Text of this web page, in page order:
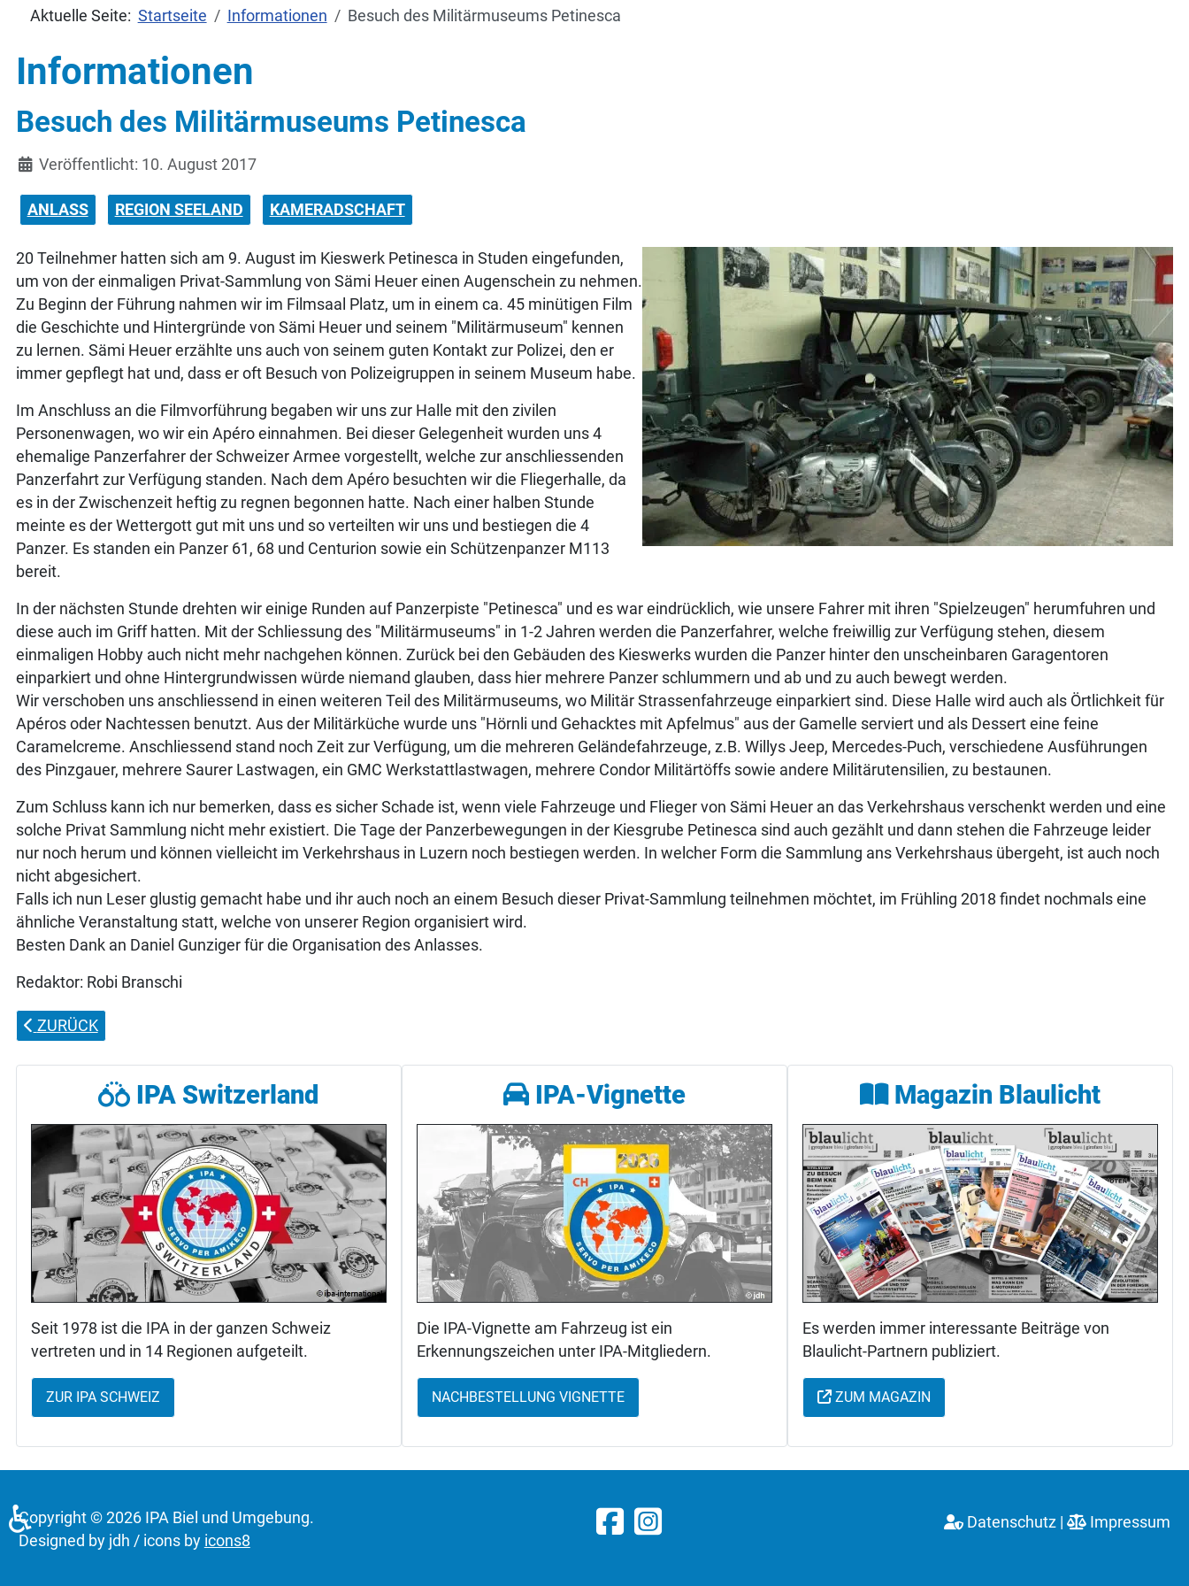
Aktuelle Seite: Startseite Informationen Besuch des Militärmuseums Petinesca
Informationen
Besuch des Militärmuseums Petinesca
Details
Veröffentlicht: 10. August 2017
ANLASS REGION SEELAND KAMERADSCHAFT
20 Teilnehmer hatten sich am 9. August im Kieswerk Petinesca in Studen eingefunden,
um von der einmaligen Privat-Sammlung von Sämi Heuer einen Augenschein zu nehmen.
Zu Beginn der Führung nahmen wir im Filmsaal Platz, um in einem ca. 45 minütigen Film
die Geschichte und Hintergründe von Sämi Heuer und seinem "Militärmuseum" kennen
zu lernen. Sämi Heuer erzählte uns auch von seinem guten Kontakt zur Polizei, den er
immer gepflegt hat und, dass er oft Besuch von Polizeigruppen in seinem Museum habe.
Im Anschluss an die Filmvorführung begaben wir uns zur Halle mit den zivilen
Personenwagen, wo wir ein Apéro einnahmen. Bei dieser Gelegenheit wurden uns 4
ehemalige Panzerfahrer der Schweizer Armee vorgestellt, welche zur anschliessenden
Panzerfahrt zur Verfügung standen. Nach dem Apéro besuchten wir die Fliegerhalle, da
es in der Zwischenzeit heftig zu regnen begonnen hatte. Nach einer halben Stunde
meinte es der Wettergott gut mit uns und so verteilten wir uns und bestiegen die 4
Panzer. Es standen ein Panzer 61, 68 und Centurion sowie ein Schützenpanzer M113
bereit.
In der nächsten Stunde drehten wir einige Runden auf Panzerpiste "Petinesca" und es war eindrücklich, wie unsere Fahrer mit ihren "Spielzeugen" herumfuhren und
diese auch im Griff hatten. Mit der Schliessung des "Militärmuseums" in 1-2 Jahren werden die Panzerfahrer, welche freiwillig zur Verfügung stehen, diesem
einmaligen Hobby auch nicht mehr nachgehen können. Zurück bei den Gebäuden des Kieswerks wurden die Panzer hinter den unscheinbaren Garagentoren
einparkiert und ohne Hintergrundwissen würde niemand glauben, dass hier mehrere Panzer schlummern und ab und zu auch bewegt werden.
Wir verschoben uns anschliessend in einen weiteren Teil des Militärmuseums, wo Militär Strassenfahrzeuge einparkiert sind. Diese Halle wird auch als Örtlichkeit für
Apéros oder Nachtessen benutzt. Aus der Militärküche wurde uns "Hörnli und Gehacktes mit Apfelmus" aus der Gamelle serviert und als Dessert eine feine
Caramelcreme. Anschliessend stand noch Zeit zur Verfügung, um die mehreren Geländefahrzeuge, z.B. Willys Jeep, Mercedes-Puch, verschiedene Ausführungen
des Pinzgauer, mehrere Saurer Lastwagen, ein GMC Werkstattlastwagen, mehrere Condor Militärtöffs sowie andere Militärutensilien, zu bestaunen.
Zum Schluss kann ich nur bemerken, dass es sicher Schade ist, wenn viele Fahrzeuge und Flieger von Sämi Heuer an das Verkehrshaus verschenkt werden und eine
solche Privat Sammlung nicht mehr existiert. Die Tage der Panzerbewegungen in der Kiesgrube Petinesca sind auch gezählt und dann stehen die Fahrzeuge leider
nur noch herum und können vielleicht im Verkehrshaus in Luzern noch bestiegen werden. In welcher Form die Sammlung ans Verkehrshaus übergeht, ist auch noch
nicht abgesichert.
Falls ich nun Leser glustig gemacht habe und ihr auch noch an einem Besuch dieser Privat-Sammlung teilnehmen möchtet, im Frühling 2018 findet nochmals eine
ähnliche Veranstaltung statt, welche von unserer Region organisiert wird.
Besten Dank an Daniel Gunziger für die Organisation des Anlasses.
Redaktor: Robi Branschi
VORHERIGER BEITRAG: FONDUEPLAUSCH 2024
ZURÜCK
IPA Switzerland
Seit 1978 ist die IPA in der ganzen Schweiz
vertreten und in 14 Regionen aufgeteilt.
ZUR IPA SCHWEIZ
IPA-Vignette
Die IPA-Vignette am Fahrzeug ist ein
Erkennungszeichen unter IPA-Mitgliedern.
NACHBESTELLUNG VIGNETTE
Magazin Blaulicht
Es werden immer interessante Beiträge von
Blaulicht-Partnern publiziert.
ZUM MAGAZIN
Copyright © 2026 IPA Biel und Umgebung.
Designed by jdh / icons by icons8
Link zu Facebook IPA Switzerland
Link zu Instagramm IPA Switzerland Datenschutz | Impressum